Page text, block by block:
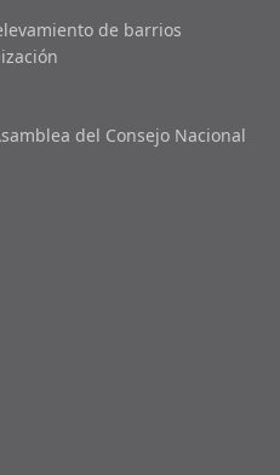
de barrios
del Consejo Nacional